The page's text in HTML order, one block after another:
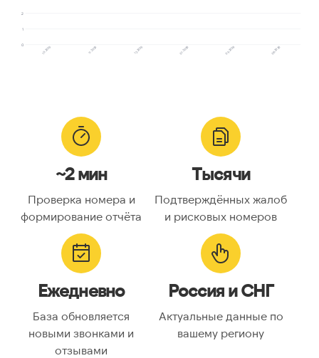
0
1
2
10.2025 11.2025 12.2025 01.2026 05.2026 06.2026
~2 мин
Проверка номера и
формирование отчёта
Тысячи
Подтверждённых жалоб
и рисковых номеров
Ежедневно
База обновляется
новыми звонками и
отзывами
Россия и СНГ
Актуальные данные по
вашему региону